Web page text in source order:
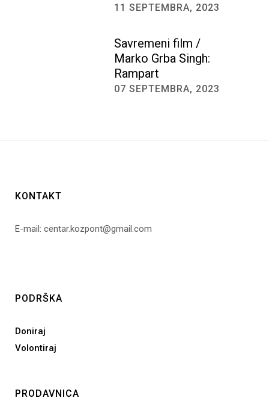
11 SEPTEMBRA, 2023
Savremeni film /
Marko Grba Singh:
Rampart
07 SEPTEMBRA, 2023
KONTAKT
E-mail: centar.kozpont@gmail.com
PODRŠKA
Doniraj
Volontiraj
PRODAVNICA